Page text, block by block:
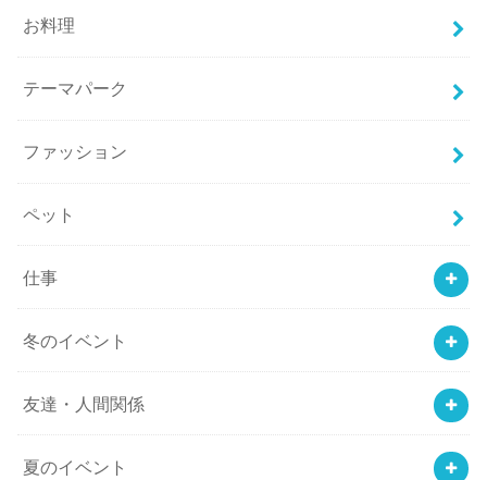
お料理
テーマパーク
ファッション
ペット
仕事
冬のイベント
友達・人間関係
夏のイベント